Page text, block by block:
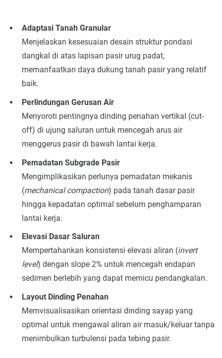
Adaptasi Tanah Granular
Menjelaskan kesesuaian desain struktur pondasi
dangkal di atas lapisan pasir urug padat,
memanfaatkan daya dukung tanah pasir yang relatif
baik.
Perlindungan Gerusan Air
Menyoroti pentingnya dinding penahan vertikal (cut-
off) di ujung saluran untuk mencegah arus air
menggerus pasir di bawah lantai kerja.
Pemadatan Subgrade Pasir
Mengimplikasikan perlunya pemadatan mekanis
(mechanical compaction) pada tanah dasar pasir
hingga kepadatan optimal sebelum penghamparan
lantai kerja.
Elevasi Dasar Saluran
Mempertahankan konsistensi elevasi aliran (invert
level) dengan slope 2% untuk mencegah endapan
sedimen berlebih yang dapat memicu pendangkalan.
Layout Dinding Penahan
Memvisualisasikan orientasi dinding sayap yang
optimal untuk mengawal aliran air masuk/keluar tanpa
menimbulkan turbulensi pada tebing pasir.